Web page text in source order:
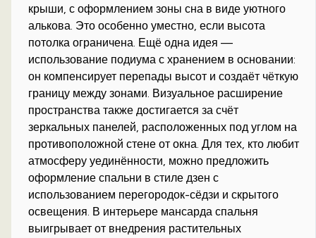
крыши, с оформлением зоны сна в виде уютного
алькова. Это особенно уместно, если высота
потолка ограничена. Ещё одна идея —
использование подиума с хранением в основании:
он компенсирует перепады высот и создаёт чёткую
границу между зонами. Визуальное расширение
пространства также достигается за счёт
зеркальных панелей, расположенных под углом на
противоположной стене от окна. Для тех, кто любит
атмосферу уединённости, можно предложить
оформление спальни в стиле дзен с
использованием перегородок-сёдзи и скрытого
освещения. В интерьере мансарда спальня
выигрывает от внедрения растительных